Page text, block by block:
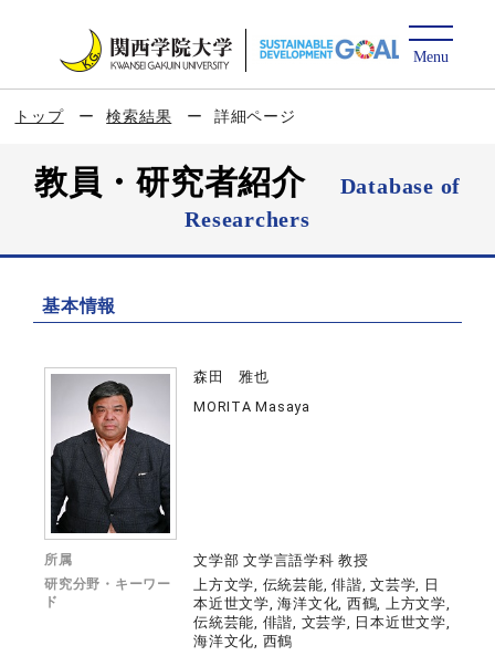
トップ 検索結果 詳細ページ
教員・研究者紹介
Database of
Researchers
基本情報
森田 雅也
MORITA Masaya
所属 文学部 文学言語学科 教授
研究分野・キーワー
ド
上方文学, 伝統芸能, 俳諧, 文芸学, 日
本近世文学, 海洋文化, 西鶴, 上方文学,
伝統芸能, 俳諧, 文芸学, 日本近世文学,
海洋文化, 西鶴